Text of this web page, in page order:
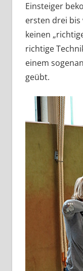
Einsteiger
ersten drei
keinen
richtige
einem
geübt.